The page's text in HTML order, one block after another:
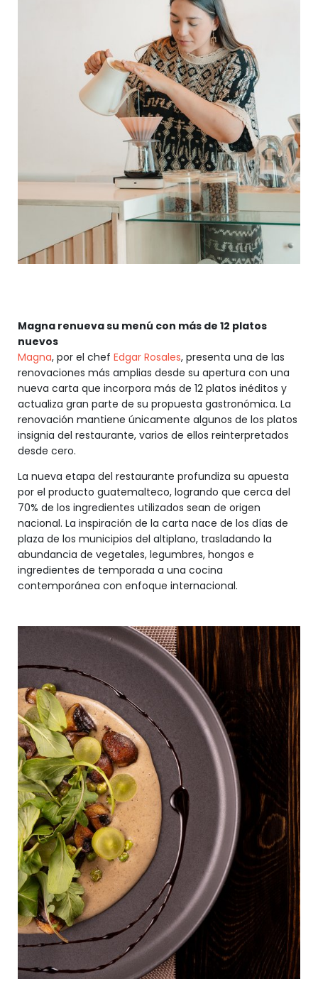
Magna renueva su menú con más de 12 platos
nuevos
Magna, por el chef Edgar Rosales, presenta una de las
renovaciones más amplias desde su apertura con una
nueva carta que incorpora más de 12 platos inéditos y
actualiza gran parte de su propuesta gastronómica. La
renovación mantiene únicamente algunos de los platos
insignia del restaurante, varios de ellos reinterpretados
desde cero.
La nueva etapa del restaurante profundiza su apuesta
por el producto guatemalteco, logrando que cerca del
70% de los ingredientes utilizados sean de origen
nacional. La inspiración de la carta nace de los días de
plaza de los municipios del altiplano, trasladando la
abundancia de vegetales, legumbres, hongos e
ingredientes de temporada a una cocina
contemporánea con enfoque internacional.